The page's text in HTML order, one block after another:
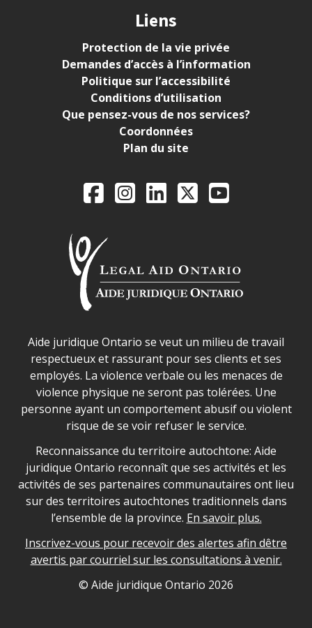
Liens
Protection de la vie privée
Demandes d’accès à l’information
Politique sur l’accessibilité
Conditions d’utilisation
Que pensez-vous de nos services?
Coordonnées
Plan du site
Legal Aid Ontario
FacebookInstagram
LinkedIn
X YouTube
Déclaration sur la sécurité dans les locaux d'AJO.
Aide juridique Ontario se veut un milieu de travail
respectueux et rassurant pour ses clients et ses
employés. La violence verbale ou les menaces de
violence physique ne seront pas tolérées. Une
personne ayant un comportement abusif ou violent
risque de se voir refuser le service.
Legal Aid Ontario land acknowledgement
Reconnaissance du territoire autochtone: Aide
juridique Ontario reconnaît que ses activités et les
activités de ses partenaires communautaires ont lieu
sur des territoires autochtones traditionnels dans
l’ensemble de la province. En savoir plus.
Inscrivez-vous pour recevoir des alertes afin dêtre
avertis par courriel sur les consultations à venir.
Legal Aid Ontario copyright information
© Aide juridique Ontario 2026